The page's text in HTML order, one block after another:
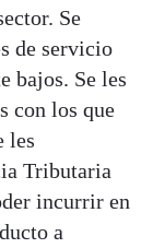
Se
de servicio
bajos. Se les
con los que
les
Tributaria
incurrir en
a